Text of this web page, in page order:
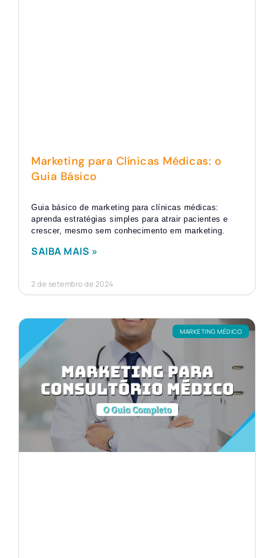
Marketing para Clínicas Médicas: o
Guia Básico
Guia básico de marketing para clínicas médicas:
aprenda estratégias simples para atrair pacientes e
crescer, mesmo sem conhecimento em marketing.
SAIBA MAIS »
2 de setembro de 2024
MARKETING MÉDICO